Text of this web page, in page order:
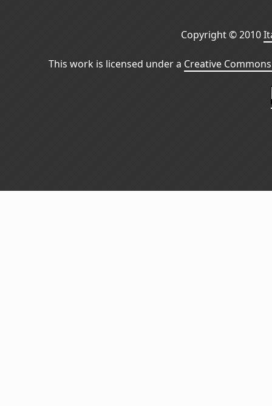
Copyright © 2010
This work is licensed under a Creative